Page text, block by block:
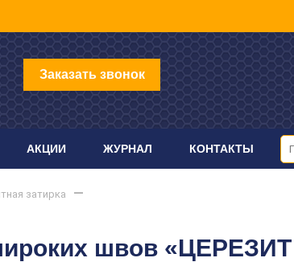
Заказать звонок
АКЦИИ ЖУРНАЛ КОНТАКТЫ
затирка
швов «ЦЕРЕЗИТ